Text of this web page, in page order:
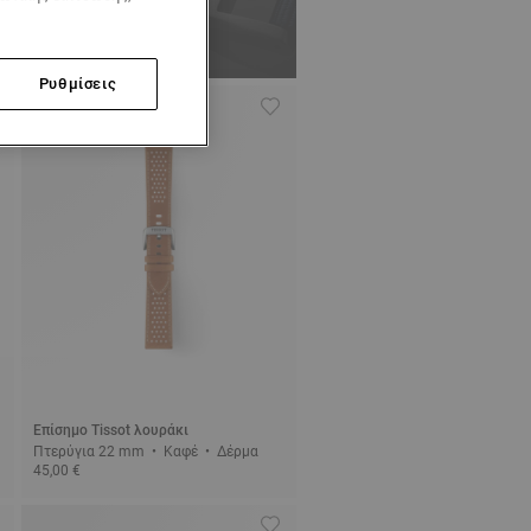
Επίσημο Tissot λουράκι
Πτερύγια 22 mm • Καφέ • Δέρμα
45,00 €
Ρυθμίσεις